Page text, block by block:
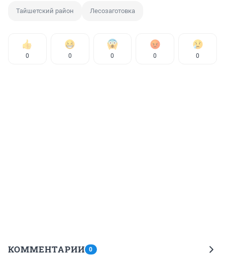
Тайшетский район Лесозаготовка
0 0 0 0 0
КОММЕНТАРИИ 0